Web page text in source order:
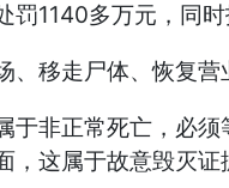
多万元，同时
移走尸体、恢复营
正常死亡，必须
这属于故意毁灭证